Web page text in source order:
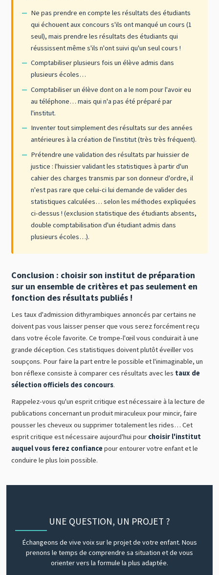
Ne pas prendre en compte les résultats des étudiants
qui échouent aux concours s'ils ont manqué un cours (1
seul), mais prendre les résultats des étudiants qui
réussissent même s'ils n'ont suivi qu'un seul cours !
Comptabiliser plusieurs fois un élève admis dans
plusieurs écoles…
Comptabiliser un élève dont on a le nom pour l'avoir eu
au téléphone… mais qui n'a pas été préparé par
l'institut.
Inventer tout simplement des résultats sur des années
antérieures à la création de l'institut (très très fréquent).
Prétendre une validation des résultats par huissier de
justice : l'huissier validant les statistiques à partir d'un
cahier des charges transmis par son donneur d'ordre, il
n'est pas rare que celui-ci lui demande de valider des
statistiques calculées… selon les méthodes expliquées
ci-dessus ! (exclusion statistique des étudiants absents,
double comptabilisation d'un étudiant admis dans
plusieurs écoles…).
Conclusion : choisir son institut de préparation
sur un ensemble de critères et pas seulement en
fonction des résultats publiés !
Les taux d'admission dithyrambiques annoncés par certains ne
doivent pas vous laisser penser que vous serez forcément reçu
dans votre école favorite. Ce trompe-l'œil vous conduirait à une
grande déception. Ces statistiques doivent plutôt éveiller vos
soupçons. Pour faire la part entre le possible et l'inimaginable, un
bon réflexe consiste à comparer ces résultats avec les taux de
sélection officiels des concours.
Rappelez-vous qu'un esprit critique est nécessaire à la lecture de
publications concernant un produit miraculeux pour mincir, faire
pousser les cheveux ou supprimer totalement les rides… Cet
esprit critique est nécessaire aujourd'hui pour choisir l'institut
auquel vous ferez confiancepour entourer votre enfant et le
conduire le plus loin possible.
UNE QUESTION, UN PROJET ?
Échangeons de vive voix sur le projet de votre enfant. Nous
prenons le temps de comprendre sa situation et de vous
orienter vers la formule la plus adaptée.